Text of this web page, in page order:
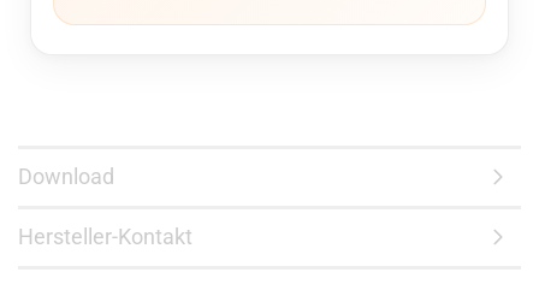
Download
Hersteller-Kontakt